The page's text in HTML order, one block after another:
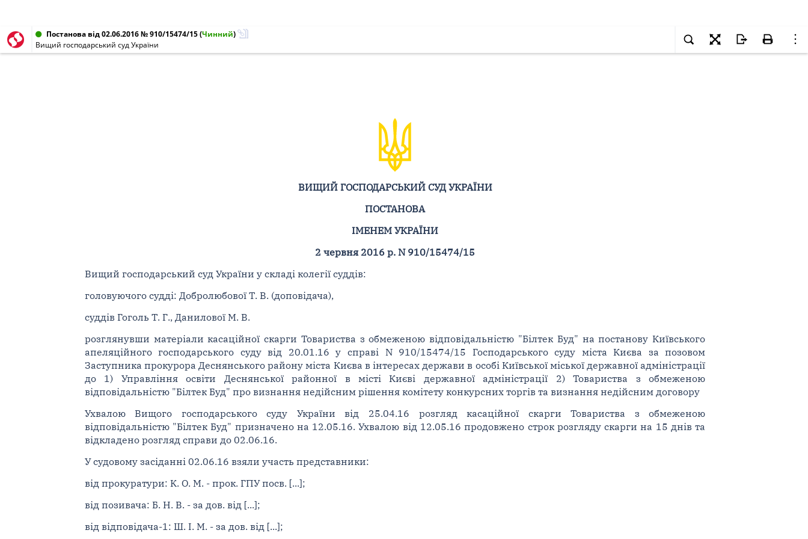
Постанова від 02.06.2016 № 910/15474/15(Чинний)
Вищий господарський суд України
ВИЩИЙ ГОСПОДАРСЬКИЙ СУД УКРАЇНИ
ПОСТАНОВА
ІМЕНЕМ УКРАЇНИ
2 червня 2016 р. N 910/15474/15
Вищий господарський суд України у складі колегії суддів:
головуючого судді: Добролюбової Т. В. (доповідача),
суддів Гоголь Т. Г., Данилової М. В.
розглянувши матеріали касаційної скарги Товариства з обмеженою відповідальністю "Білтек Буд" на постанову Київського
апеляційного господарського суду від 20.01.16 у справі N 910/15474/15 Господарського суду міста Києва за позовом
Заступника прокурора Деснянського району міста Києва в інтересах держави в особі Київської міської державної адміністрації
до 1) Управління освіти Деснянської районної в місті Києві державної адміністрації 2) Товариства з обмеженою
відповідальністю "Білтек Буд" про визнання недійсним рішення комітету конкурсних торгів та визнання недійсним договору
Ухвалою Вищого господарського суду України від 25.04.16 розгляд касаційної скарги Товариства з обмеженою
відповідальністю "Білтек Буд" призначено на 12.05.16. Ухвалою від 12.05.16 продовжено строк розгляду скарги на 15 днів та
відкладено розгляд справи до 02.06.16.
У судовому засіданні 02.06.16 взяли участь представники:
від прокуратури: К. О. М. - прок. ГПУ посв. [...];
від позивача: Б. Н. В. - за дов. від [...];
від відповідача-1: Ш. І. М. - за дов. від [...];